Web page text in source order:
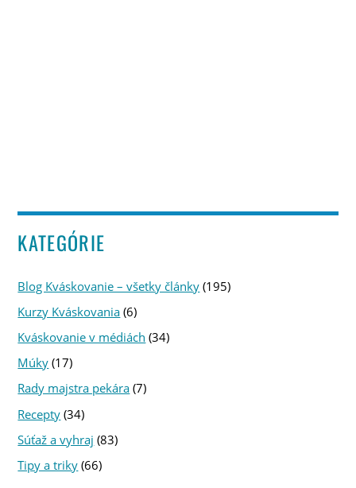
KATEGÓRIE
Blog Kváskovanie – všetky články (195)
Kurzy Kváskovania (6)
Kváskovanie v médiách (34)
Múky (17)
Rady majstra pekára (7)
Recepty (34)
Súťaž a vyhraj (83)
Tipy a triky (66)